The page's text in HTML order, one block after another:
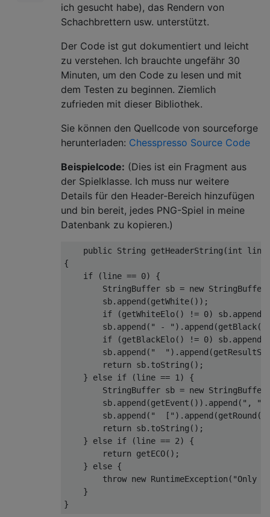
ich gesucht habe), das Rendern von
Schachbrettern usw. unterstützt.
Der Code ist gut dokumentiert und leicht
zu verstehen. Ich brauchte ungefähr 30
Minuten, um den Code zu lesen und mit
dem Testen zu beginnen. Ziemlich
zufrieden mit dieser Bibliothek.
Sie können den Quellcode von sourceforge
herunterladen: Chesspresso Source Code
Beispielcode: (Dies ist ein Fragment aus
der Spielklasse. Ich muss nur weitere
Details für den Header-Bereich hinzufügen
und bin bereit, jedes PNG-Spiel in meine
Datenbank zu kopieren.)
public String getHeaderString(int
{
    if (line == 0) {
StringBuffer sb = new
        sb.append(getWhite());
if (getWhiteElo() != 0)
sb.append(" -
if (getBlackElo() != 0)
sb.append("
        return sb.toString();
    } else if (line == 1) {
StringBuffer sb = new
sb.append(getEvent()).append(",
sb.append("
        return sb.toString();
    } else if (line == 2) {
        return getECO();
    } else {
throw new RuntimeException("Only
    }